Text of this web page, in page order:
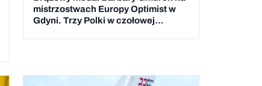
mistrzostwach Europy Optimist w
Gdyni. Trzy Polki w czołowej